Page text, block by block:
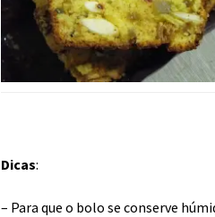
Dicas:
– Para que o bolo se conserve